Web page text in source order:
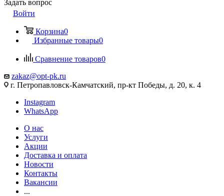
Задать вопрос
Войти
Корзина0
Избранные товары0
Сравнение товаров0
zakaz@opt-pk.ru
г. Петропавловск-Камчатский, пр-кт Победы, д. 20, к. 4
Instagram
WhatsApp
О нас
Услуги
Акции
Доставка и оплата
Новости
Контакты
Вакансии
...